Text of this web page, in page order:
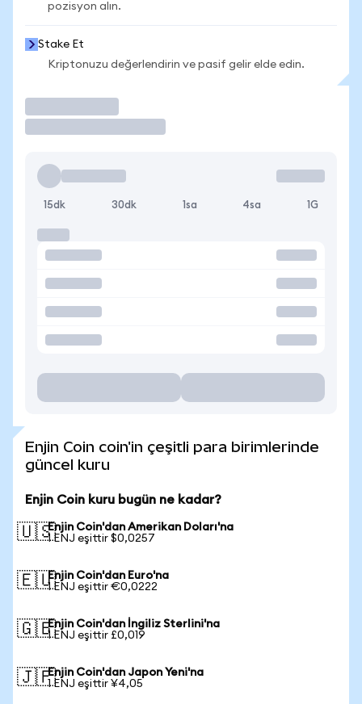
pozisyon alın.
Stake Et
Kriptonuzu değerlendirin ve pasif gelir elde edin.
15dk 30dk 1sa 4sa 1G
Enjin Coin coin'in çeşitli para birimlerinde
güncel kuru
Enjin Coin kuru bugün ne kadar?
🇺🇸Enjin Coin'dan Amerikan Doları'na
1 ENJ eşittir $0,0257
🇪🇺Enjin Coin'dan Euro'na
1 ENJ eşittir €0,0222
🇬🇧Enjin Coin'dan İngiliz Sterlini'na
1 ENJ eşittir £0,019
🇯🇵Enjin Coin'dan Japon Yeni'na
1 ENJ eşittir ¥4,05